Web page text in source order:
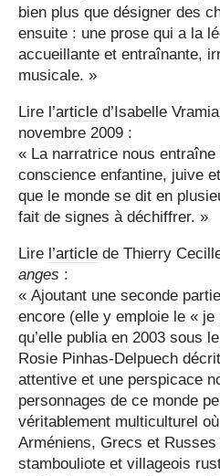
bien plus que désigner des
ensuite : une prose qui a la
accueillante et entraînante,
musicale. »
Lire l’article d’Isabelle
novembre 2009 :
« La narratrice nous entraîne
conscience enfantine, juive
que le monde se dit en
fait de signes à déchiffrer. »
Lire l’article de Thierry
anges :
« Ajoutant une seconde
encore (elle y emploie le «
qu’elle publia en 2003 sous
Rosie Pinhas-Delpuech
attentive et une perspicace
personnages de ce monde
véritablement multiculturel
Arméniens, Grecs et
stambouliote et villageois